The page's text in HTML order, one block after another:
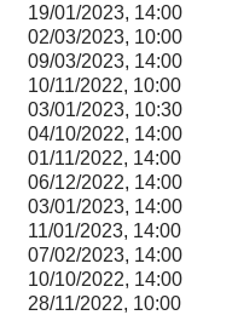
19/01/2023, 14:00
02/03/2023, 10:00
09/03/2023, 14:00
10/11/2022, 10:00
03/01/2023, 10:30
04/10/2022, 14:00
01/11/2022, 14:00
06/12/2022, 14:00
03/01/2023, 14:00
11/01/2023, 14:00
07/02/2023, 14:00
10/10/2022, 14:00
28/11/2022, 10:00